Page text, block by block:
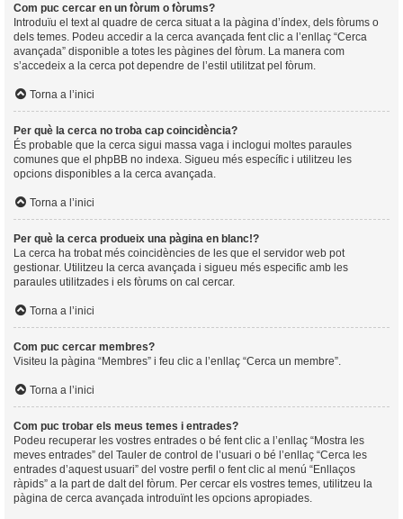
Com puc cercar en un fòrum o fòrums?
Introduïu el text al quadre de cerca situat a la pàgina d’índex, dels fòrums o
dels temes. Podeu accedir a la cerca avançada fent clic a l’enllaç “Cerca
avançada” disponible a totes les pàgines del fòrum. La manera com
s’accedeix a la cerca pot dependre de l’estil utilitzat pel fòrum.
Torna a l’inici
Per què la cerca no troba cap coincidència?
És probable que la cerca sigui massa vaga i inclogui moltes paraules
comunes que el phpBB no indexa. Sigueu més específic i utilitzeu les
opcions disponibles a la cerca avançada.
Torna a l’inici
Per què la cerca produeix una pàgina en blanc!?
La cerca ha trobat més coincidències de les que el servidor web pot
gestionar. Utilitzeu la cerca avançada i sigueu més especific amb les
paraules utilitzades i els fòrums on cal cercar.
Torna a l’inici
Com puc cercar membres?
Visiteu la pàgina “Membres” i feu clic a l’enllaç “Cerca un membre”.
Torna a l’inici
Com puc trobar els meus temes i entrades?
Podeu recuperar les vostres entrades o bé fent clic a l’enllaç “Mostra les
meves entrades” del Tauler de control de l’usuari o bé l’enllaç “Cerca les
entrades d’aquest usuari” del vostre perfil o fent clic al menú “Enllaços
ràpids” a la part de dalt del fòrum. Per cercar els vostres temes, utilitzeu la
pàgina de cerca avançada introduïnt les opcions apropiades.